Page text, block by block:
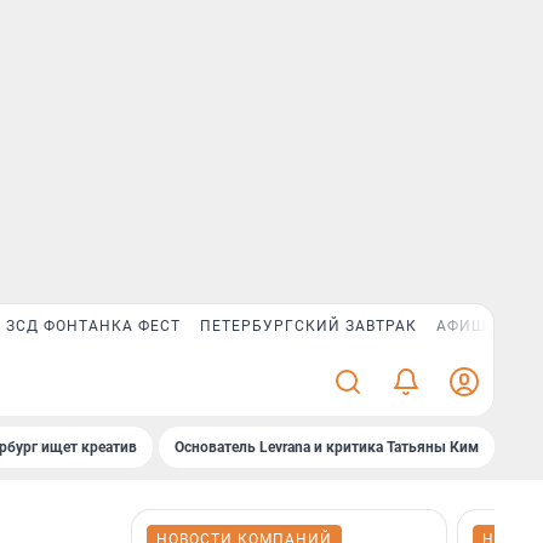
ЗСД ФОНТАНКА ФЕСТ ПЕТЕРБУРГСКИЙ ЗАВТРАК АФИША PLUS
ищет креатив Основатель Levrana и критика Татьяны Ким
НОВОСТИ КОМПАНИЙ